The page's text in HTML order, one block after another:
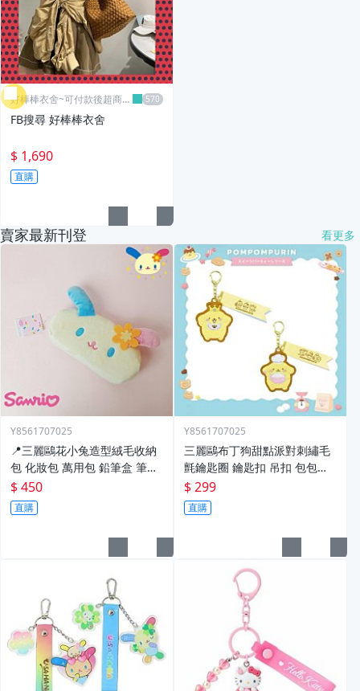
好棒棒衣舍~可付款後超商取
貨
FB搜尋 好棒棒衣舍
$ 1,690
直購
賣家最新刊登 看更多
Y8561707025
📍三麗鷗花小兔造型絨毛收納
包 化妝包 萬用包 鉛筆盒 筆袋
盥洗包 美妝包
$ 450
直購
Y8561707025
三麗鷗布丁狗甜點派對刺繡毛
氈鑰匙圈 鑰匙扣 吊扣 包包掛
飾
$ 299
直購